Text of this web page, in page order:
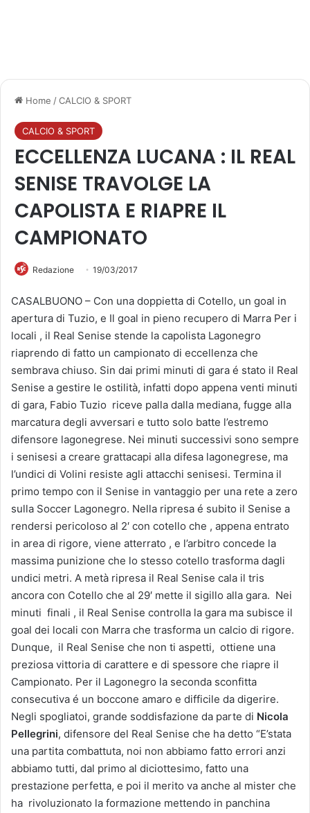
Home /CALCIO & SPORT
CALCIO & SPORT
ECCELLENZA LUCANA : IL REAL
SENISE TRAVOLGE LA
CAPOLISTA E RIAPRE IL
CAMPIONATO
Redazione 19/03/2017
CASALBUONO – Con una doppietta di Cotello, un goal in
apertura di Tuzio, e Il goal in pieno recupero di Marra Per i
locali , il Real Senise stende la capolista Lagonegro
riaprendo di fatto un campionato di eccellenza che
sembrava chiuso. Sin dai primi minuti di gara é stato il Real
Senise a gestire le ostilità, infatti dopo appena venti minuti
di gara, Fabio Tuzio riceve palla dalla mediana, fugge alla
marcatura degli avversari e tutto solo batte l’estremo
difensore lagonegrese. Nei minuti successivi sono sempre
i senisesi a creare grattacapi alla difesa lagonegrese, ma
l’undici di Volini resiste agli attacchi senisesi. Termina il
primo tempo con il Senise in vantaggio per una rete a zero
sulla Soccer Lagonegro. Nella ripresa é subito il Senise a
rendersi pericoloso al 2′ con cotello che , appena entrato
in area di rigore, viene atterrato , e l’arbitro concede la
massima punizione che lo stesso cotello trasforma dagli
undici metri. A metà ripresa il Real Senise cala il tris
ancora con Cotello che al 29′ mette il sigillo alla gara. Nei
minuti finali , il Real Senise controlla la gara ma subisce il
goal dei locali con Marra che trasforma un calcio di rigore.
Dunque, il Real Senise che non ti aspetti, ottiene una
preziosa vittoria di carattere e di spessore che riapre il
Campionato. Per il Lagonegro la seconda sconfitta
consecutiva é un boccone amaro e difficile da digerire.
Negli spogliatoi, grande soddisfazione da parte di Nicola
Pellegrini, difensore del Real Senise che ha detto “E’stata
una partita combattuta, noi non abbiamo fatto errori anzi
abbiamo tutti, dal primo al diciottesimo, fatto una
prestazione perfetta, e poi il merito va anche al mister che
ha rivoluzionato la formazione mettendo in panchina